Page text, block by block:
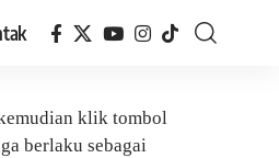
klik tombol
berlaku sebagai